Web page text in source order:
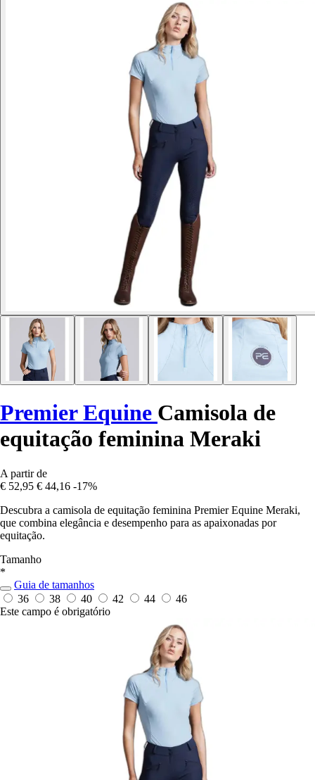
Premier Equine Camisola de
equitação feminina Meraki
A partir de
€ 52,95 € 44,16 -17%
Descubra a camisola de equitação feminina Premier Equine Meraki,
que combina elegância e desempenho para as apaixonadas por
equitação.
Tamanho
*
Guia de tamanhos
36
38 40 42 44
46
Este campo é obrigatório